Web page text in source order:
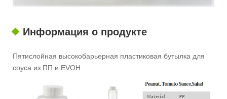
Информация о продукте
Пятислойная высокобарьерная пластиковая бутылка для
соуса из ПП и EVOH